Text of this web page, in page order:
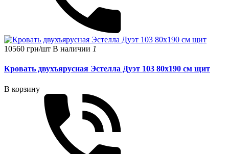
10560 грн/шт В наличии 1
Кровать двухъярусная Эстелла Дуэт 103 80x190 см щит
В корзину